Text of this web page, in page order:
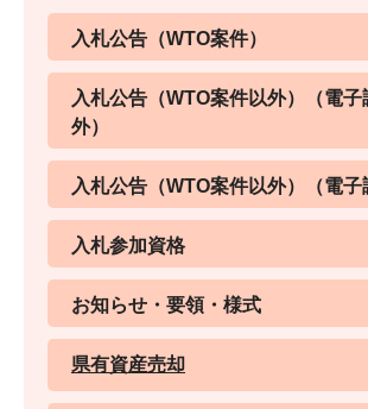
入札公告（WTO案件）
入札公告（WTO案件以外）（電子
外）
入札公告（WTO案件以外）（電子
入札参加資格
お知らせ・要領・様式
県有資産売却